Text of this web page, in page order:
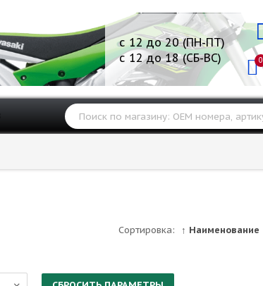
0
с 12 до 20 (ПН-ПТ)
с 12 до 18 (СБ-ВС)
Сортировка: ↑ Наименование